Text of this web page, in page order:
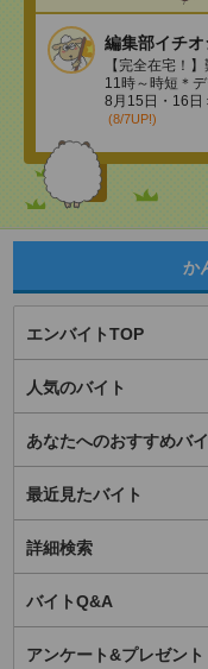
編集部イチオ
【完全在宅！
11時～時短＊
8月15日・16日
(8/7UP!)
か
エンバイトTOP
人気のバイト
あなたへのおすすめバ
最近見たバイト
詳細検索
バイトQ&A
アンケート&プレゼント